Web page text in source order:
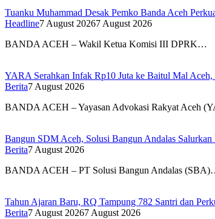
Tuanku Muhammad Desak Pemko Banda Aceh
Headline7 August 20267 August 2026
BANDA ACEH – Wakil Ketua Komisi III DPRK…
YARA Serahkan Infak Rp10 Juta ke Baitul Mal
Berita7 August 2026
BANDA ACEH – Yayasan Advokasi Rakyat Aceh
Bangun SDM Aceh, Solusi Bangun Andalas
Berita7 August 2026
BANDA ACEH – PT Solusi Bangun Andalas
Tahun Ajaran Baru, RQ Tampung 782 Santri dan
Berita7 August 20267 August 2026